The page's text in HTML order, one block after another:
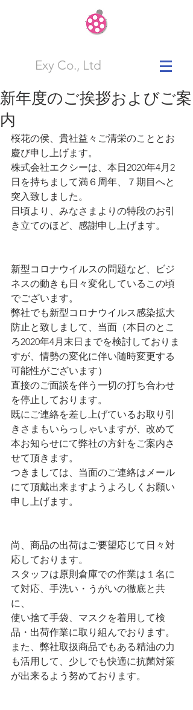
Exy Co., Ltd
新年度のご挨拶およびご案
内
桜花の侯、貴社益々ご清栄のこととお
慶び申し上げます。
株式会社エクシーは、本日2020年4月2
日を持ちまして満６周年、７期目へと
突入致しました。
日頃より、みなさまよりの特段のお引
き立てのほど、感謝申し上げます。
新型コロナウイルスの問題など、ビジ
ネスの動きも日々変化しているこの頃
でございます。
弊社でも新型コロナウイルス感染拡大
防止と致しまして、当面（本日のとこ
ろ2020年4月末日までを検討しておりま
すが、情勢の変化に伴い随時変更する
可能性がございます）
直接のご面談を伴う一切の打ち合わせ
を停止しております。
既にご連絡を差し上げているお取り引
きさまもいらっしゃいますが、改めて
本お知らせにて弊社の方針をご案内さ
せて頂きます。
つきましては、当面のご連絡はメール
にて頂戴出来ますようよろしくお願い
申し上げます。
尚、商品の出荷はご要望応じて日々対
応しております。
スタッフは原則倉庫での作業は１名に
て対応、手洗い・うがいの徹底と共
に、
使い捨て手袋、マスクを着用して検
品・出荷作業に取り組んでおります。
また、弊社取扱商品でもある精油の力
も活用して、少しでも快適に抗菌対策
が出来るよう努めております。